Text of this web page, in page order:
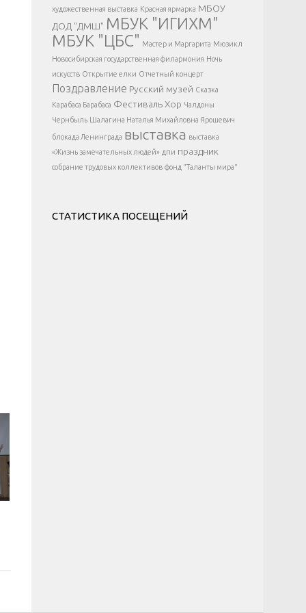
</div >
художественная выставка Красная ярмарка МБОУ
ДОД "ДМШ" МБУК "ИГИХМ"
МБУК "ЦБС" Мастер и Маргарита Мюзикл
Новосибирская государственная филармония Ночь
искусств Открытие елки Отчетный концерт
Поздравление Русский музей Сказка
Карабаса Барабаса ФестивальХор Чалдоны
Чернбыль Шалагина Наталья Михайловна Ярошевич
блокада Ленинграда выставка выставка
«Жизнь замечательных людей» дпи праздник
собрание трудовых коллективов фонд "Таланты мира"
СТАТИСТИКА ПОСЕЩЕНИЙ